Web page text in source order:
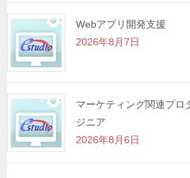
Webアプリ開発支援
2026年8月7日
マーケティング関連プロ
ジニア
2026年8月6日